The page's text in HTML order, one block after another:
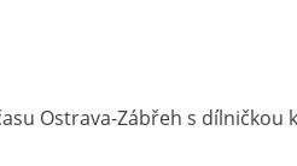
Ostrava-Zábřeh s dílničkou